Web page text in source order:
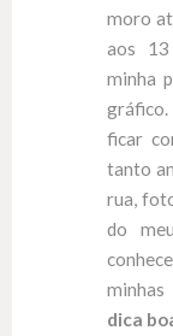
moro
aos
minha
ficar
tanto
rua,
do
dica